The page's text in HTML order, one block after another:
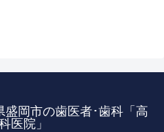
盛岡市の歯医者･歯科「高
医院」